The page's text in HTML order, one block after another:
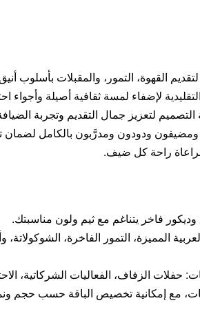
لتقديم القهوة، التمور، والمقبلات بأسلوب
لإضفاء لمسة ثقافية أصيلة وأجواء
لتعزيز جمال التقديم وتجربة
ودودون ومدرَّبون بالكامل لضمان
راحة كل ضيف.
وديكور فاخر يتناغم مع ثيم ولون مناسبتك.
المميزة، التمور الفاخرة، الشوكولاتة،
حفلات الزفاف، الفعاليات الشركاتية،
مع إمكانية تخصيص الباقة حسب حجم